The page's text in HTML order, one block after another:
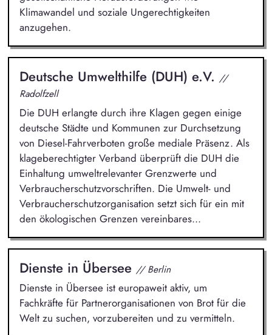
Klimawandel und soziale Ungerechtigkeiten
anzugehen.
Deutsche Umwelthilfe (DUH) e.V. //
Radolfzell
Die DUH erlangte durch ihre Klagen gegen einige
deutsche Städte und Kommunen zur Durchsetzung
von Diesel-Fahrverboten große mediale Präsenz. Als
klageberechtigter Verband überprüft die DUH die
Einhaltung umweltrelevanter Grenzwerte und
Verbraucherschutzvorschriften. Die Umwelt- und
Verbraucherschutzorganisation setzt sich für ein mit
den ökologischen Grenzen vereinbares...
Dienste in Übersee // Berlin
Dienste in Übersee ist europaweit aktiv, um
Fachkräfte für Partnerorganisationen von Brot für die
Welt zu suchen, vorzubereiten und zu vermitteln.